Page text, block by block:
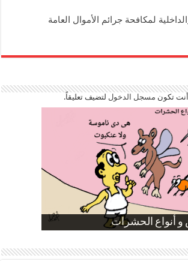
لمكافحة جرائم الأموال العامة
تكون مسجل الدخوللتضيف تعليقاً.
و أنواع الحشرات
بعد ارتفاع الأسعار
الطلاق في مصر